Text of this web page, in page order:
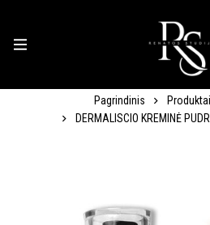
Pagrindinis Produktai
DERMALISCIO KREMINĖ